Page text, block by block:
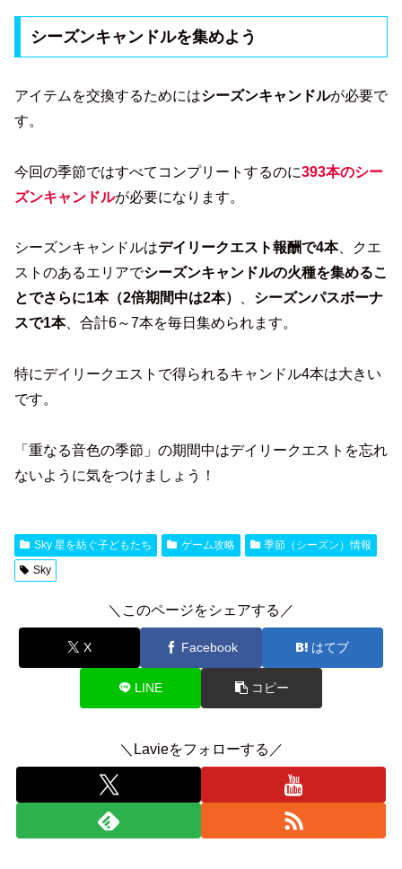
シーズンキャンドルを集めよう
アイテムを交換するためにはシーズンキャンドルが必要で
す。
今回の季節ではすべてコンプリートするのに393本のシー
ズンキャンドルが必要になります。
シーズンキャンドルはデイリークエスト報酬で4本、クエ
ストのあるエリアでシーズンキャンドルの火種を集めるこ
とでさらに1本（2倍期間中は2本）
、 シーズンパスボーナ
スで1本、合計6～7本を毎日集められます。
特にデイリークエストで得られるキャンドル4本は大きい
です。
「重なる音色の季節」の期間中はデイリークエストを忘れ
ないように気をつけましょう！
Sky 星を紡ぐ子どもたち ゲーム攻略
季節（シーズン）情報
Sky
＼このページをシェアする／
X Facebook はてブ
LINE コピー
＼Lavieをフォローする／